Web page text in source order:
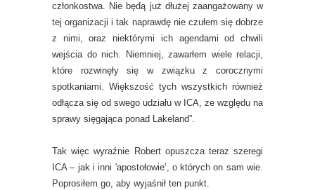
członkostwa. Nie będą już dłużej zaangażowany w
tej organizacji i tak naprawdę nie czułem się dobrze
z nimi, oraz niektórymi ich agendami od chwili
wejścia do nich. Niemniej, zawarłem wiele relacji,
które rozwinęły się w związku z corocznymi
spotkaniami. Większość tych wszystkich również
odłącza się od swego udziału w ICA, ze względu na
sprawy sięgająca ponad Lakeland”.
Tak więc wyraźnie Robert opuszcza teraz szeregi
ICA – jak i inni 'apostołowie’, o których on sam wie.
Poprosiłem go, aby wyjaśnił ten punkt.